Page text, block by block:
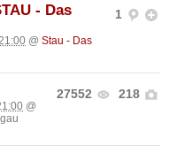
1
- Das
@ Stau - Das
27552 218
@